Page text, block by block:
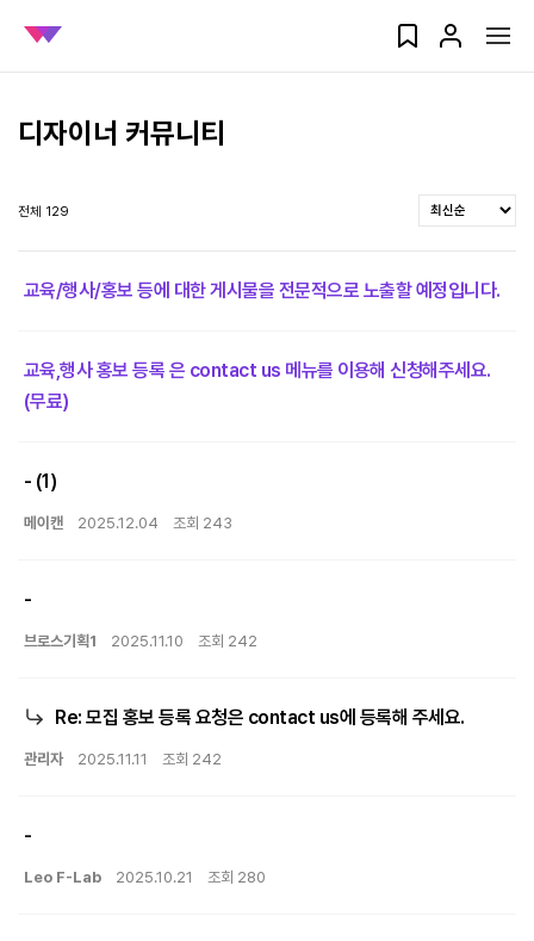
디자이너 커뮤니티
전체 129
교육/행사/홍보 등에 대한 게시물을 전문적으로 노출할 예정입니다.
교육,행사 홍보 등록 은 contact us 메뉴를 이용해 신청해주세요.
(무료)
- (1)
메이캔 2025.12.04 조회 243
-
브로스기획1 2025.11.10 조회 242
Re: 모집 홍보 등록 요청은 contact us에 등록해 주세요.
관리자 2025.11.11 조회 242
-
Leo F-Lab 2025.10.21 조회 280